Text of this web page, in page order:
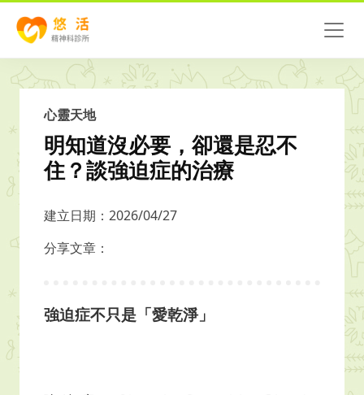
心靈天地
明知道沒必要，卻還是忍不
住？談強迫症的治療
建立日期：2026/04/27
分享文章：
強迫症不只是「愛乾淨」